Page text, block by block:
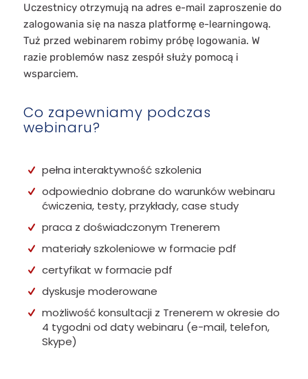
Uczestnicy otrzymują na adres e-mail zaproszenie do
zalogowania się na nasza platformę e-learningową.
Tuż przed webinarem robimy próbę logowania. W
razie problemów nasz zespół służy pomocą i
wsparciem.
Co zapewniamy podczas
webinaru?
pełna interaktywność szkolenia
odpowiednio dobrane do warunków webinaru
ćwiczenia, testy, przykłady, case study
praca z doświadczonym Trenerem
materiały szkoleniowe w formacie pdf
certyfikat w formacie pdf
dyskusje moderowane
możliwość konsultacji z Trenerem w okresie do
4 tygodni od daty webinaru (e-mail, telefon,
Skype)